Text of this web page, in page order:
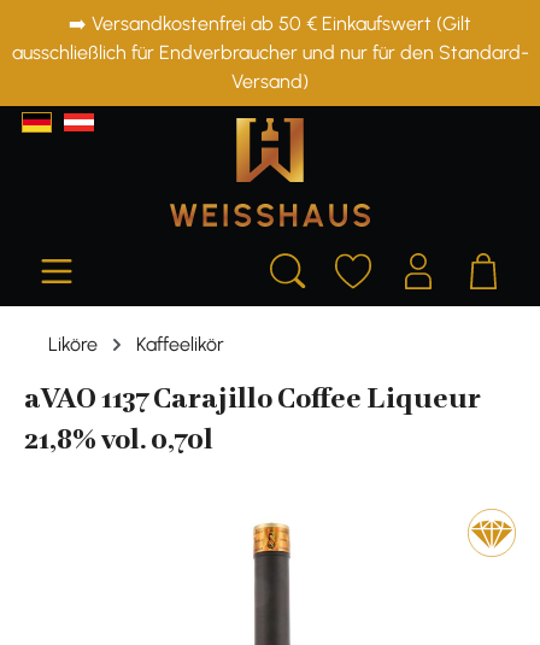
springen
➡️ Versandkostenfrei ab 50 € Einkaufswert (Gilt
ausschließlich für Endverbraucher und nur für den Standard-
Versand)
Liköre Kaffeelikör
aVAO 1137 Carajillo Coffee Liqueur
21,8% vol. 0,70l